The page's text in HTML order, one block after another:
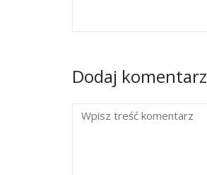
Dodaj komentarz